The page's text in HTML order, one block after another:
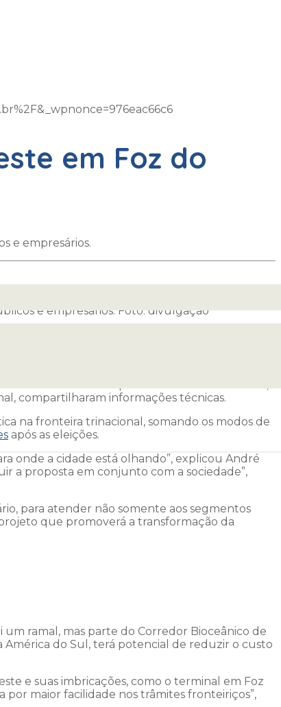
em Foz do
e empresários.
e empresários. Foto: divulgação
(ACIFI) e do
O coordenador de plano ferroviário do Paraná,
compartilharam informações técnicas.
na fronteira trinacional, somando os modos de
após as eleições.
onde a cidade está olhando”, explicou André
a proposta em conjunto com a sociedade”,
para atender não somente aos segmentos
que promoverá a transformação da
ramal, mas parte do Corredor Bioceânico de
América do Sul, terá potencial de reduzir o custo
e suas imbricações, como o terminal em Foz
por maior facilidade nos trâmites fronteiriços”,